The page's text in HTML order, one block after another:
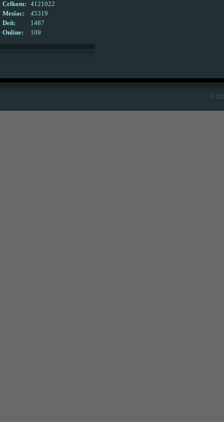
Online: 109
Celkom:
4121022
Mesiac:
45319
Deň:
1487
©